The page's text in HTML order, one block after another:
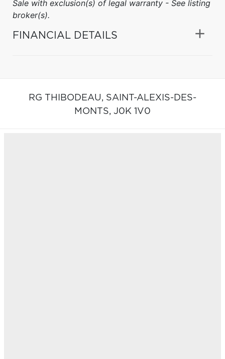
Sale with exclusion(s) of legal warranty - See listing
broker(s).
FINANCIAL DETAILS
RG THIBODEAU, SAINT-ALEXIS-DES-
MONTS, J0K 1V0